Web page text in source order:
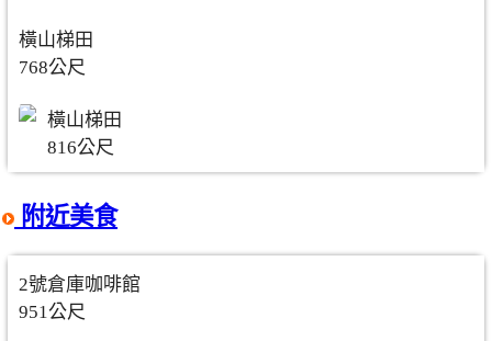
橫山梯田
768公尺
橫山梯田
816公尺
附近美食
2號倉庫咖啡館
951公尺